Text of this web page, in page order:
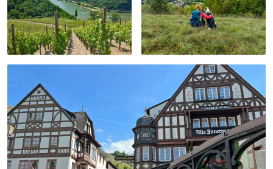
jeweiligenEinreisebestimmungen nach Reisezielauf
einen Blick.